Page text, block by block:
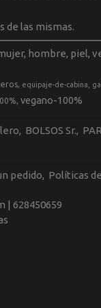
de las mismas.
hombre, piel,
equipaje-de-cabina
vegano-100%
BOLSOS Sr.
pedido Políticas
| 628450659